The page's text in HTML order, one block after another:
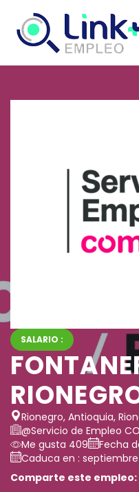
SALARIO :
Rionegro, Antioquia,
@Servicio de Empleo
Me gusta 409
Fecha
Caduca en : septiembre
Comparte este empleo: